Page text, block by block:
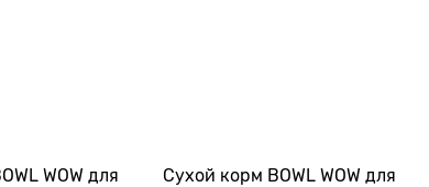
WOW для
Сухой корм BOWL WOW для